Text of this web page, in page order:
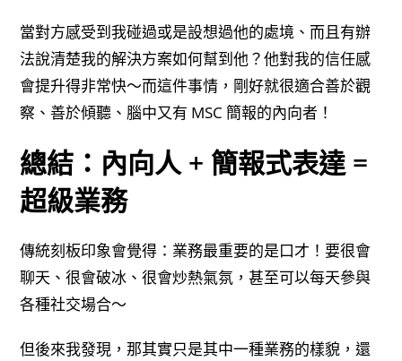
當對方感受到我碰過或是設想過他的處境、而且有辦
法說清楚我的解決方案如何幫到他？他對我的信任感
會提升得非常快～而這件事情，剛好就很適合善於觀
察、善於傾聽、腦中又有 MSC 簡報的內向者！
總結：內向人 + 簡報式表達 =
超級業務
傳統刻板印象會覺得：業務最重要的是口才！要很會
聊天、很會破冰、很會炒熱氣氛，甚至可以每天參與
各種社交場合～
但後來我發現，那其實只是其中一種業務的樣貌，還